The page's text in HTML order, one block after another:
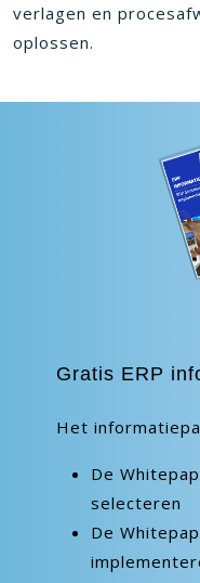
verlagen en
oplossen.
Gratis ERP
Het
De
selecteren
De